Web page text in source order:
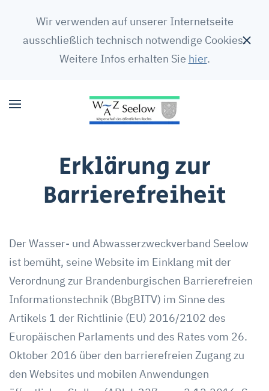
Wir verwenden auf unserer Internetseite
ausschließlich technisch notwendige Cookies.
Weitere Infos erhalten Sie hier.
Erklärung zur
Barrierefreiheit
Der Wasser- und Abwasserzweckverband Seelow
ist bemüht, seine Website im Einklang mit der
Verordnung zur Brandenburgischen Barrierefreien
Informationstechnik (BbgBITV) im Sinne des
Artikels 1 der Richtlinie (EU) 2016/2102 des
Europäischen Parlaments und des Rates vom 26.
Oktober 2016 über den barrierefreien Zugang zu
den Websites und mobilen Anwendungen